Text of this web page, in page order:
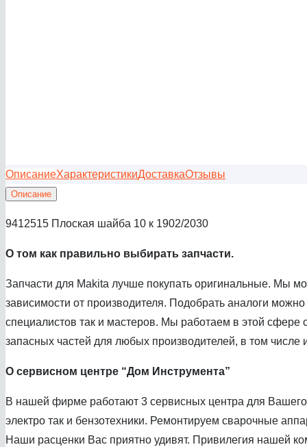
ОписаниеХарактеристикиДоставкаОтзывы
Описание
9412515 Плоская шайба 10 к 1902/2030
О том как правильно выбирать запчасти.
Запчасти для Makita лучше покупать оригинальные. Мы
зависимости от производителя. Подобрать аналоги
специалистов так и мастеров. Мы работаем в этой
запасных частей для любых производителей, в том числе
О сервисном центре “Дом Инструмента”
В нашей фирме работают 3 сервисных центра для
электро так и бензотехники. Ремонтируем сварочные
Наши расценки Вас приятно удивят. Привилегия нашей